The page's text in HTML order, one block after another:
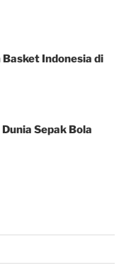
Indonesia di
Sepak Bola